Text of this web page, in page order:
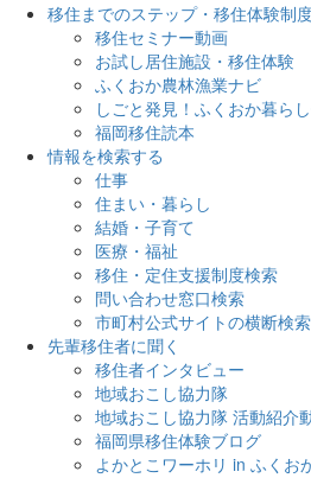
移住までのステップ・移住体験制
移住セミナー動画
お試し居住施設・移住体験
ふくおか農林漁業ナビ
しごと発見！ふくおか暮ら
福岡移住読本
情報を検索する
仕事
住まい・暮らし
結婚・子育て
医療・福祉
移住・定住支援制度検索
問い合わせ窓口検索
市町村公式サイトの横断検索
先輩移住者に聞く
移住者インタビュー
地域おこし協力隊
地域おこし協力隊 活動紹介
福岡県移住体験ブログ
よかとこワーホリ in ふくお